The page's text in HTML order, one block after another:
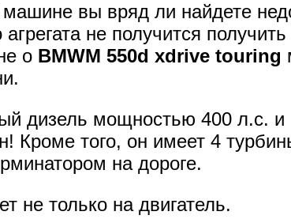
вы вряд ли найдете
не получится
о BMWM 550d xdrive touring
дизель мощностью 400 л.с.
Кроме того, он имеет 4
на дороге.
не только на двигатель.